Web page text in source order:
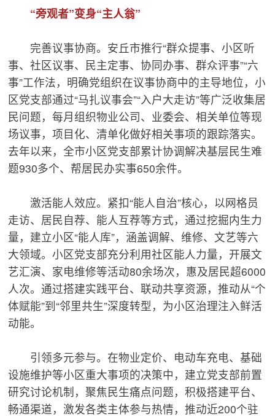
“旁观者”变身“主人翁”
完善议事协商。安丘市推行“群众提事、小区听
事、社区议事、民主定事、协同办事、群众评事”“六
事”工作法，明确党组织在议事协商中的主导地位，小
区党支部通过“马扎议事会”“入户大走访”等广泛收集居
民问题，每月组织物业公司、业委会、相关单位等现
场议事，项目化、清单化做好相关事项的跟踪落实。
去年以来，全市小区党支部累计协调解决基层民生难
题930多个、帮居民办实事650余件。
激活能人效应。紧扣“能人自治”核心，以网格员
走访、居民自荐、能人互荐等方式，通过挖掘内生力
量，建立小区“能人库”，涵盖调解、维修、文艺等六
大领域。小区党支部充分利用社区能人力量，开展文
艺汇演、家电维修等活动80余场次，惠及居民超6000
人次。通过搭建实践平台、联动共享资源，推动从“个
体赋能”到“邻里共生”深度转型，为小区治理注入鲜活
动能。
引领多元参与。在物业定价、电动车充电、基础
设施维护等小区重大事项的决策中，建立党支部前置
研究讨论机制，聚焦民生痛点问题，积极搭建平台、
畅通渠道，激发各类主体参与热情，推动近200个驻